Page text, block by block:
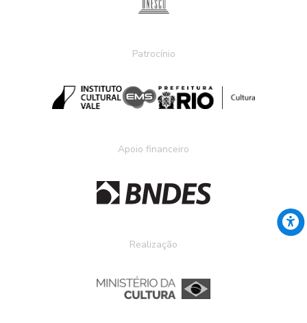
Patrocínio
Apoio financeiro
Realização